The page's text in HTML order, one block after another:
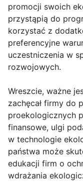
promocji swoich
przystąpią do
korzystać z
preferencyjne
uczestniczenia w
rozwojowych.
Wreszcie, ważne
zachęcał firmy do
proekologicznych
finansowe, ulgi
w technologie
państwa może
edukacji firm o
wdrażania